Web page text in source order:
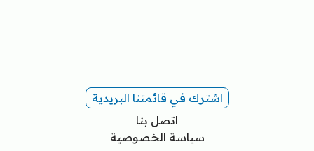
اشترك في قائمتنا البريدية
اتصل بنا
سياسة الخصوصية